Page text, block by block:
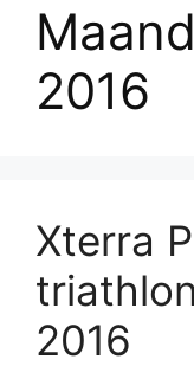
2016
Xterra
2016